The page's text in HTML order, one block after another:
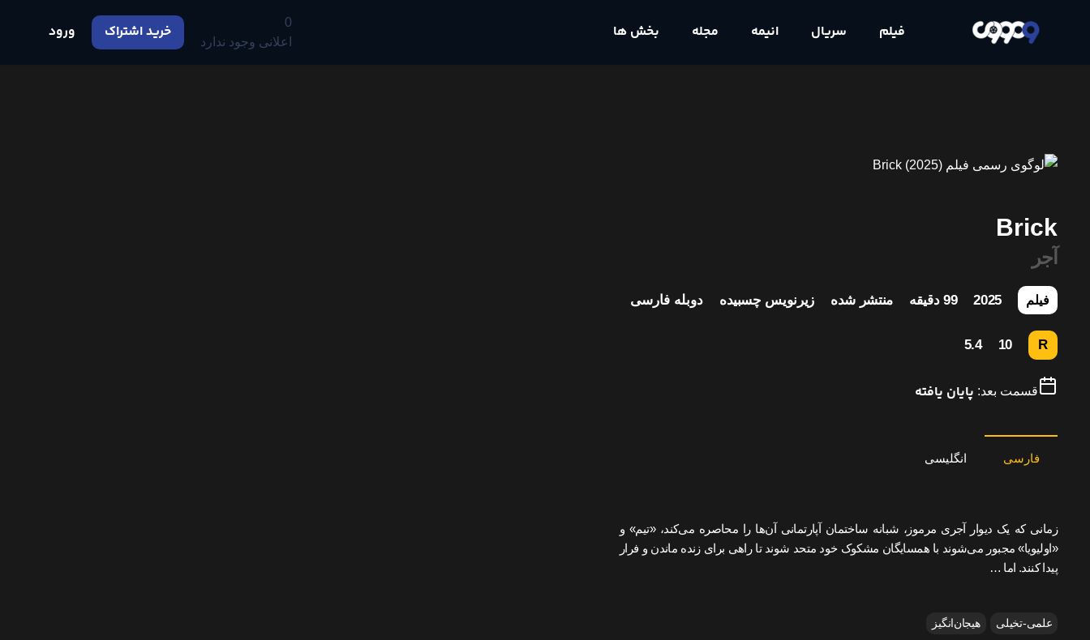
فیلم سریال انیمه مجله بخش ها
0
اعلانی وجود ندارد
خرید اشتراک ورود
Brick
آجر
فیلم 2025 99 دقیقه منتشر شده زیرنویس چسبیده دوبله فارسی
R
10
5.4
قسمت بعد: پایان یافته
فارسی انگلیسی
زمانی که یک دیوار آجری مرموز، شبانه ساختمان آپارتمانی آن‌ها را محاصره می‌کند، «تیم» و
«اولیویا» مجبور می‌شوند با همسایگان مشکوک خود متحد شوند تا راهی برای زنده‌ ماندن و فرار
پیدا کنند. اما …
علمی-تخیلی هیجان‌انگیز